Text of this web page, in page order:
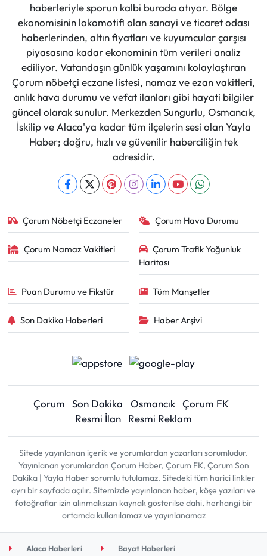
haberleriyle sporun kalbi burada atıyor. Bölge
ekonomisinin lokomotifi olan sanayi ve ticaret odası
haberlerinden, altın fiyatları ve kuyumcular çarşısı
piyasasına kadar ekonominin tüm verileri analiz
ediliyor. Vatandaşın günlük yaşamını kolaylaştıran
Çorum nöbetçi eczane listesi, namaz ve ezan vakitleri,
anlık hava durumu ve vefat ilanları gibi hayati bilgiler
güncel olarak sunulur. Merkezden Sungurlu, Osmancık,
İskilip ve Alaca'ya kadar tüm ilçelerin sesi olan Yayla
Haber; doğru, hızlı ve güvenilir haberciliğin tek
adresidir.
Çorum Nöbetçi Eczaneler Çorum Hava Durumu
Çorum Namaz Vakitleri
Çorum Trafik Yoğunluk
Haritası
Puan Durumu ve Fikstür Tüm Manşetler
Son Dakika Haberleri Haber Arşivi
Çorum Son Dakika Osmancık Çorum FK
Resmi İlan
Resmi Reklam
Sitede yayınlanan içerik ve yorumlardan yazarları sorumludur.
Yayınlanan yorumlardan Çorum Haber, Çorum FK, Çorum Son
Dakika | Yayla Haber sorumlu tutulamaz. Sitedeki tüm harici linkler
ayrı bir sayfada açılır. Sitemizde yayınlanan haber, köşe yazıları ve
fotoğraflar izin alınmaksızın kaynak gösterilse dahi, herhangi bir
ortamda kullanılamaz ve yayınlanamaz
Alaca Haberleri
Bayat Haberleri